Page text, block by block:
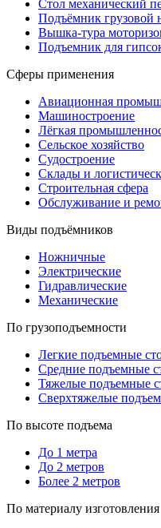
Стол механический
Подъёмник
Вышка-тура
Подъемник для
Сферы применения
Авиационная
Машиностроение
Лёгкая
Сельское хозяйство
Судостроение
Склады и
Строительная сфера
Обслуживание и
Виды подъёмников
Ножничные
Электрические
Гидравлические
Механические
По грузоподъемности
Легкие подъемные
Средние подъемные
Тяжелые подъемные
Сверхтяжелые
По высоте подъема
До 1 метра
До 2 метров
Более 2 метров
По материалу изготовления